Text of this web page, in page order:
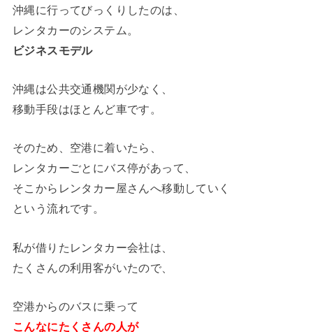
沖縄に行ってびっくりしたのは、
レンタカーのシステム。
ビジネスモデル
沖縄は公共交通機関が少なく、
移動手段はほとんど車です。
そのため、空港に着いたら、
レンタカーごとにバス停があって、
そこからレンタカー屋さんへ移動していく
という流れです。
私が借りたレンタカー会社は、
たくさんの利用客がいたので、
空港からのバスに乗って
こんなにたくさんの人が